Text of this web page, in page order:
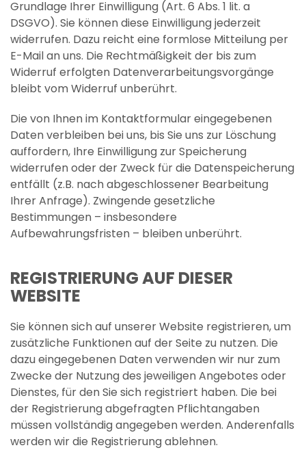
Grundlage Ihrer Einwilligung (Art. 6 Abs. 1 lit. a
DSGVO). Sie können diese Einwilligung jederzeit
widerrufen. Dazu reicht eine formlose Mitteilung per
E-Mail an uns. Die Rechtmäßigkeit der bis zum
Widerruf erfolgten Datenverarbeitungsvorgänge
bleibt vom Widerruf unberührt.
Die von Ihnen im Kontaktformular eingegebenen
Daten verbleiben bei uns, bis Sie uns zur Löschung
auffordern, Ihre Einwilligung zur Speicherung
widerrufen oder der Zweck für die Datenspeicherung
entfällt (z.B. nach abgeschlossener Bearbeitung
Ihrer Anfrage). Zwingende gesetzliche
Bestimmungen – insbesondere
Aufbewahrungsfristen – bleiben unberührt.
REGISTRIERUNG AUF DIESER
WEBSITE
Sie können sich auf unserer Website registrieren, um
zusätzliche Funktionen auf der Seite zu nutzen. Die
dazu eingegebenen Daten verwenden wir nur zum
Zwecke der Nutzung des jeweiligen Angebotes oder
Dienstes, für den Sie sich registriert haben. Die bei
der Registrierung abgefragten Pflichtangaben
müssen vollständig angegeben werden. Anderenfalls
werden wir die Registrierung ablehnen.